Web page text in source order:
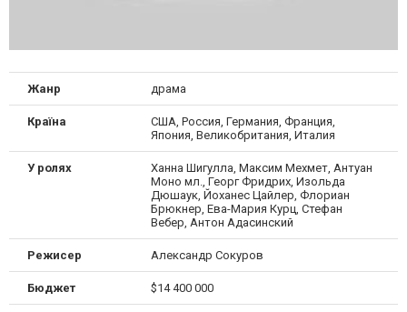
Жанр драма
Країна
США, Россия, Германия, Франция,
Япония, Великобритания, Италия
У ролях
Ханна Шигулла, Максим Мехмет, Антуан
Моно мл., Георг Фридрих, Изольда
Дюшаук, Йоханес Цайлер, Флориан
Брюкнер, Ева-Мария Курц, Стефан
Вебер, Антон Адасинский
Режисер Александр Сокуров
Бюджет $14 400 000